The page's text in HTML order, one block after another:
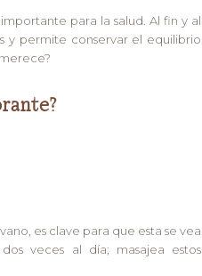
para la salud. Al fin y al
y permite conservar el equilibrio
vano, es clave para que esta se vea
veces al día; masajea estos